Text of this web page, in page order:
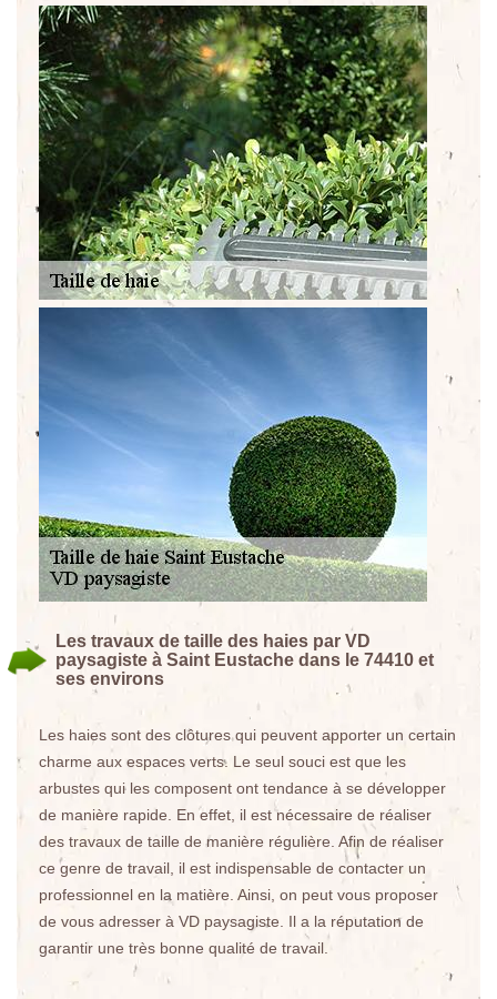
Les travaux de taille des haies par VD
paysagiste à Saint Eustache dans le 74410 et
ses environs
Les haies sont des clôtures qui peuvent apporter un certain
charme aux espaces verts. Le seul souci est que les
arbustes qui les composent ont tendance à se développer
de manière rapide. En effet, il est nécessaire de réaliser
des travaux de taille de manière régulière. Afin de réaliser
ce genre de travail, il est indispensable de contacter un
professionnel en la matière. Ainsi, on peut vous proposer
de vous adresser à VD paysagiste. Il a la réputation de
garantir une très bonne qualité de travail.